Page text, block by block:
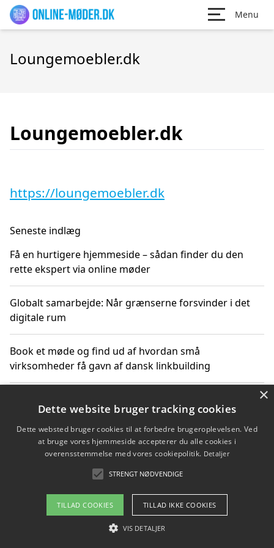
Menu
Loungemoebler.dk
Loungemoebler.dk
https://loungemoebler.dk
Seneste indlæg
Få en hurtigere hjemmeside – sådan finder du den
rette ekspert via online møder
Globalt samarbejde: Når grænserne forsvinder i det
digitale rum
Book et møde og find ud af hvordan små
virksomheder få gavn af dansk linkbuilding
får du indgår et samarbejde
Hold et møde med en WordPress ekspert og vælg den
mest professionelle til at vedligeholde din løsning
Copyright 2026 - Pilanto Aps
Om / kontakt
×
Dette website bruger tracking cookies
Dette websted bruger cookies til at forbedre brugeroplevelsen. Ved
at bruge vores hjemmeside accepterer du alle cookies i
overensstemmelse med vores cookiepolitik. Detaljer
STRENGT NØDVENDIGE
TILLAD COOKIES TILLAD IKKE COOKIES
VIS DETALJER